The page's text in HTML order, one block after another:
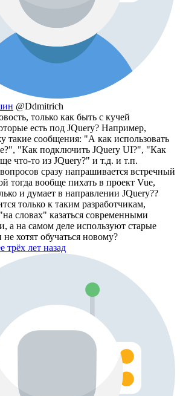
@Ddmitrich
только как быть с кучей
есть под JQuery? Например,
такие сообщения: "А как использовать
"Как подключить JQuery UI?", "Как
что-то из JQuery?" и т.д. и т.п.
сразу напрашивается встречный
тогда вообще пихать в проект Vue,
и думает в направлении JQuery??
только к таким разработчикам,
словах" казаться современными
а на самом деле используют старые
хотят обучаться новому?
трёх лет назад